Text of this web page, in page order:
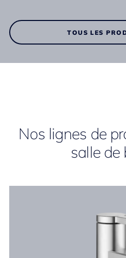
TOUS LES
Nos lignes de
salle de